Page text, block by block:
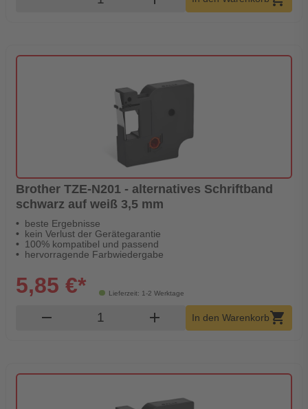
Brother TZE-N201 - alternatives Schriftband
schwarz auf weiß 3,5 mm
beste Ergebnisse
kein Verlust der Gerätegarantie
100% kompatibel und passend
hervorragende Farbwiedergabe
Lieferzeit: 1-2 Werktage
5,85 €*
remove Produkt Warenkorb Menge
add In den Warenkorbshopping_cart